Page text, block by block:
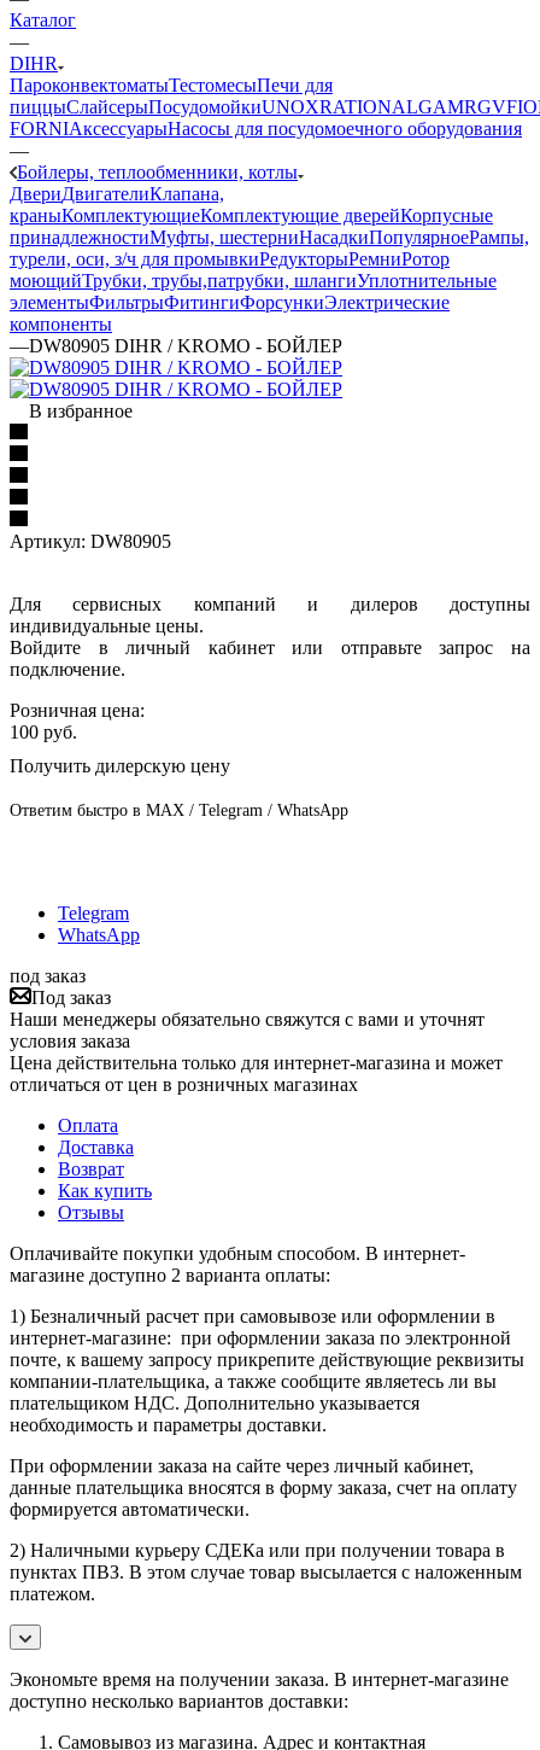
Каталог
—
DIHR
ПароконвектоматыТестомесыПечи для
пиццыСлайсерыПосудомойкиUNOXRATIONALGAMRGV
FORNIАксессуарыНасосы для посудомоечного оборудования
—
Бойлеры, теплообменники, котлы
ДвериДвигателиКлапана,
краныКомплектующиеКомплектующие дверейКорпусные
принадлежностиМуфты, шестерниНасадкиПопулярноеРампы,
турели, оси, з/ч для промывкиРедукторыРемниРотор
моющийТрубки, трубы,патрубки, шлангиУплотнительные
элементыФильтрыФитингиФорсункиЭлектрические
компоненты
—DW80905 DIHR / KROMO - БОЙЛЕР
В избранное
Артикул: DW80905
Для сервисных компаний и дилеров доступны
индивидуальные цены.
Войдите в личный кабинет или отправьте запрос на
подключение.
Розничная цена:
100 руб.
Получить дилерскую цену
Ответим быстро в MAX / Telegram / WhatsApp
Telegram
WhatsApp
под заказ
Под заказ
Наши менеджеры обязательно свяжутся с вами и уточнят
условия заказа
Цена действительна только для интернет-магазина и может
отличаться от цен в розничных магазинах
Оплата
Доставка
Возврат
Как купить
Отзывы
Оплачивайте покупки удобным способом. В интернет-
магазине доступно 2 варианта оплаты:
1) Безналичный расчет при самовывозе или оформлении в
интернет-магазине: при оформлении заказа по электронной
почте, к вашему запросу прикрепите действующие реквизиты
компании-плательщика, а также сообщите являетесь ли вы
плательщиком НДС. Дополнительно указывается
необходимость и параметры доставки.
При оформлении заказа на сайте через личный кабинет,
данные плательщика вносятся в форму заказа, счет на оплату
формируется автоматически.
2) Наличными курьеру СДЕКа или при получении товара в
пунктах ПВЗ. В этом случае товар высылается с наложенным
платежом.
Экономьте время на получении заказа. В интернет-магазине
доступно несколько вариантов доставки:
Самовывоз из магазина. Адрес и контактная